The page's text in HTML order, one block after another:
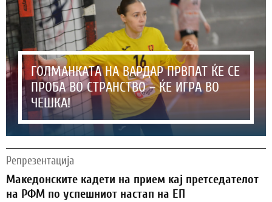
ГОЛМАНКАТА НА ВАРДАР ПРВПАТ ЌЕ СЕ
ПРОБА ВО СТРАНСТВО – ЌЕ ИГРА ВО
ЧЕШКА!
Репрезентација
Македонските кадети на прием кај претседателот
на РФМ по успешниот настап на ЕП